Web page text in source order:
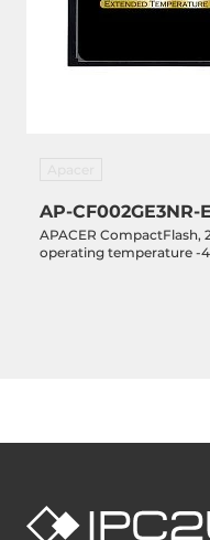
AP-CF002GE3NR-
APACER CompactFlash,
operating temperature -